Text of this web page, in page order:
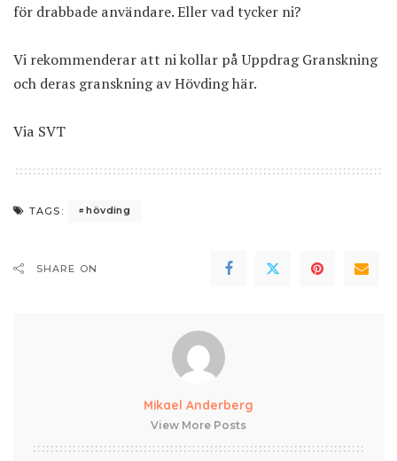
för drabbade användare. Eller vad tycker ni?
Vi rekommenderar att ni kollar på Uppdrag Granskning
och deras granskning av Hövding här.
Via SVT
TAGS: hövding
SHARE ON
Mikael Anderberg
View More Posts